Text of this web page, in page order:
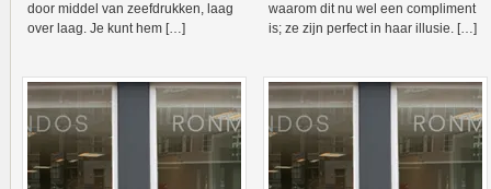
door middel van zeefdrukken, laag
over laag. Je kunt hem […]
waarom dit nu wel een compliment
is; ze zijn perfect in haar illusie. […]